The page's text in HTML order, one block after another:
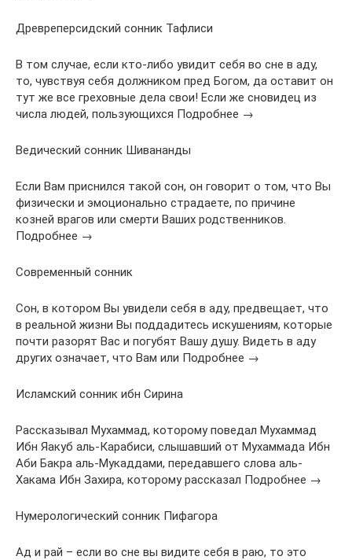
Древреперсидский сонник Тафлиси
В том случае, если кто-либо увидит себя во сне в аду,
то, чувствуя себя должником пред Богом, да оставит он
тут же все греховные дела свои! Если же сновидец из
числа людей, пользующихся Подробнее →
Ведический сонник Шивананды
Если Вам приснился такой сон, он говорит о том, что Вы
физически и эмоционально страдаете, по причине
козней врагов или смерти Ваших родственников.
Подробнее →
Современный сонник
Сон, в котором Вы увидели себя в аду, предвещает, что
в реальной жизни Вы поддадитесь искушениям, которые
почти разорят Вас и погубят Вашу душу. Видеть в аду
других означает, что Вам или Подробнее →
Исламский сонник ибн Сирина
Рассказывал Мухаммад, которому поведал Мухаммад
Ибн Яакуб аль-Карабиси, слышавший от Мухаммада Ибн
Аби Бакра аль-Мукаддами, передавшего слова аль-
Хакама Ибн Захира, которому рассказал Подробнее →
Нумерологический сонник Пифагора
Ад и рай – если во сне вы видите себя в раю, то это